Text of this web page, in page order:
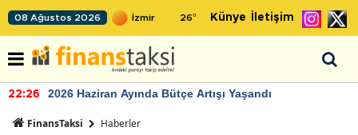
08 Ağustos 2026 26° Künye İletişim
22:26 2026 Haziran Ayında Bütçe Artışı Yaşandı
FinansTaksi Haberler